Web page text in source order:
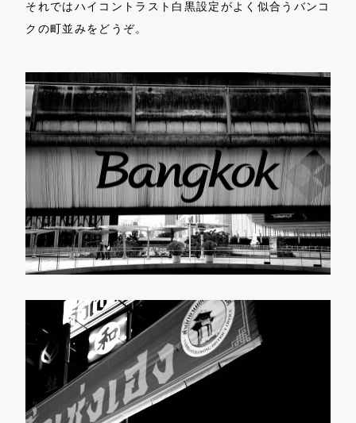
それではハイコントラスト白黒設定がよく似合うバンコ
クの町並みをどうぞ。